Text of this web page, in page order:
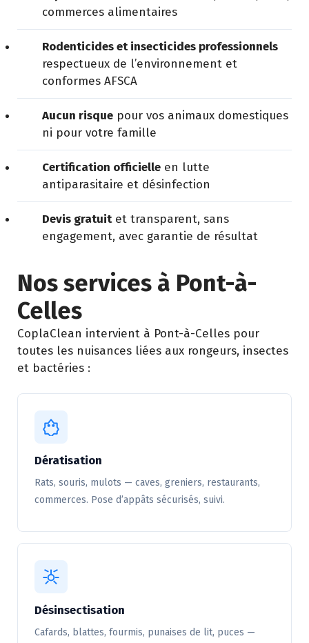
commerces alimentaires
Rodenticides et insecticides professionnels
respectueux de l’environnement et
conformes AFSCA
Aucun risque pour vos animaux domestiques
ni pour votre famille
Certification officielle en lutte
antiparasitaire et désinfection
Devis gratuitet transparent, sans
engagement, avec garantie de résultat
Nos services à Pont-à-
Celles
CoplaClean intervient à Pont-à-Celles pour
toutes les nuisances liées aux rongeurs, insectes
et bactéries :
Dératisation
Rats, souris, mulots — caves, greniers, restaurants,
commerces. Pose d’appâts sécurisés, suivi.
Désinsectisation
Cafards, blattes, fourmis, punaises de lit, puces —